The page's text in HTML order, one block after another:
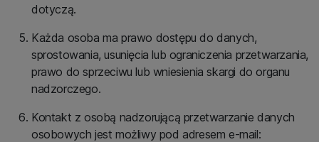
dotyczą.
Każda osoba ma prawo dostępu do danych,
sprostowania, usunięcia lub ograniczenia przetwarzania,
prawo do sprzeciwu lub wniesienia skargi do organu
nadzorczego.
Kontakt z osobą nadzorującą przetwarzanie danych
osobowych jest możliwy pod adresem e-mail: